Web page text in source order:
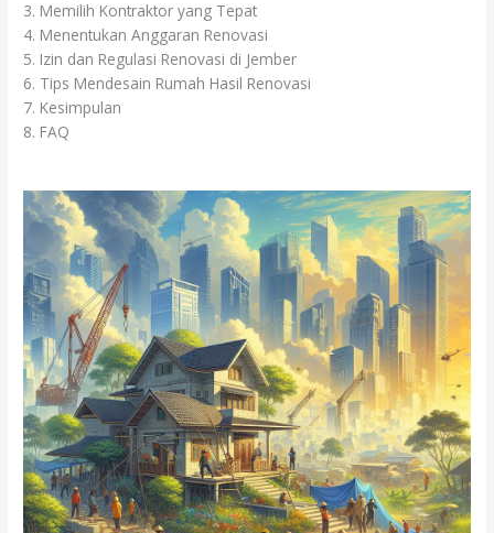
3. Memilih Kontraktor yang Tepat
4. Menentukan Anggaran Renovasi
5. Izin dan Regulasi Renovasi di Jember
6. Tips Mendesain Rumah Hasil Renovasi
7. Kesimpulan
8. FAQ